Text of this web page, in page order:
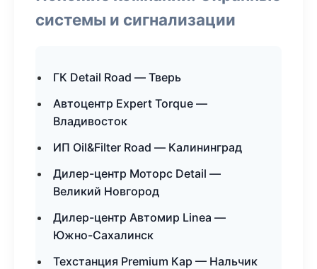
системы и сигнализации
ГК Detail Road — Тверь
Автоцентр Expert Torque —
Владивосток
ИП Oil&Filter Road — Калининград
Дилер-центр Моторс Detail —
Великий Новгород
Дилер-центр Автомир Linea —
Южно-Сахалинск
Техстанция Premium Кар — Нальчик